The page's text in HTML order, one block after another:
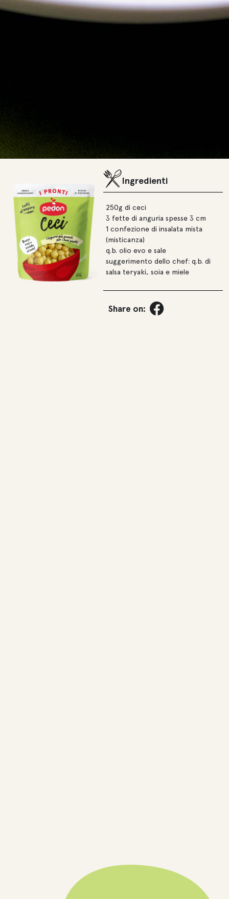
Ingredienti
250g di ceci
3 fette di anguria spesse 3 cm
1 confezione di insalata mista
(misticanza)
q.b. olio evo e sale
suggerimento dello chef: q.b. di
salsa teryaki, soia e miele
Share on: